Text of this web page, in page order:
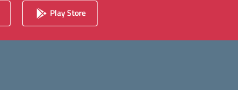
Play Store